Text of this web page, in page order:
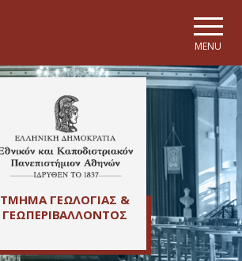
MENU
ΤΜΗΜΑ ΓΕΩΛΟΓΙΑΣ &
ΓΕΩΠΕΡΙΒΑΛΛΟΝΤΟΣ